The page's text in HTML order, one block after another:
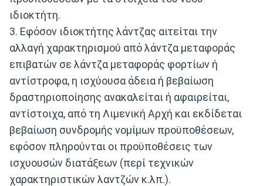
ιδιοκτήτη.
3. Εφόσον ιδιοκτήτης λάντζας αιτείται την
αλλαγή χαρακτηρισμού από λάντζα μεταφοράς
επιβατών σε λάντζα μεταφοράς φορτίων ή
αντίστροφα, η ισχύουσα άδεια ή βεβαίωση
δραστηριοποίησης ανακαλείται ή αφαιρείται,
αντίστοιχα, από τη Λιμενική Αρχή και εκδίδεται
βεβαίωση συνδρομής νομίμων προϋποθέσεων,
εφόσον πληρούνται οι προϋποθέσεις των
ισχυουσών διατάξεων (περί τεχνικών
χαρακτηριστικών λαντζών κ.λπ.).